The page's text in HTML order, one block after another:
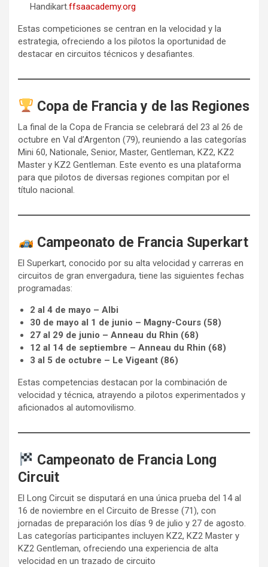
Handikart.ffsaacademy.org
Estas competiciones se centran en la velocidad y la
estrategia, ofreciendo a los pilotos la oportunidad de
destacar en circuitos técnicos y desafiantes.
Copa de Francia y de las Regiones
La final de la Copa de Francia se celebrará del 23 al 26 de
octubre en Val d’Argenton (79), reuniendo a las categorías
Mini 60, Nationale, Senior, Master, Gentleman, KZ2, KZ2
Master y KZ2 Gentleman. Este evento es una plataforma
para que pilotos de diversas regiones compitan por el
título nacional.
Campeonato de Francia Superkart
El Superkart, conocido por su alta velocidad y carreras en
circuitos de gran envergadura, tiene las siguientes fechas
programadas:
2 al 4 de mayo – Albi
30 de mayo al 1 de junio – Magny-Cours (58)
27 al 29 de junio – Anneau du Rhin (68)
12 al 14 de septiembre – Anneau du Rhin (68)
3 al 5 de octubre – Le Vigeant (86)
Estas competencias destacan por la combinación de
velocidad y técnica, atrayendo a pilotos experimentados y
aficionados al automovilismo.
Campeonato de Francia Long
Circuit
El Long Circuit se disputará en una única prueba del 14 al
16 de noviembre en el Circuito de Bresse (71), con
jornadas de preparación los días 9 de julio y 27 de agosto.
Las categorías participantes incluyen KZ2, KZ2 Master y
KZ2 Gentleman, ofreciendo una experiencia de alta
velocidad en un trazado de circuito